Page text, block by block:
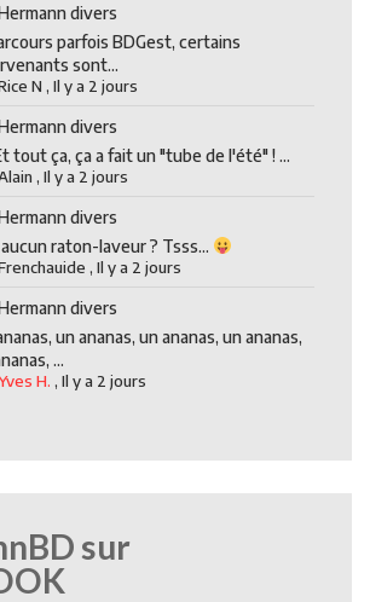
divers
parfois BDGest, certains
sont...
N ,Il y a 2 jours
divers
tout ça, ça a fait un "tube de l'été" ! ...
,Il y a 2 jours
divers
raton-laveur ? Tsss...
,Il y a 2 jours
divers
un ananas, un ananas, un ananas,
...
H. ,Il y a 2 jours
sur